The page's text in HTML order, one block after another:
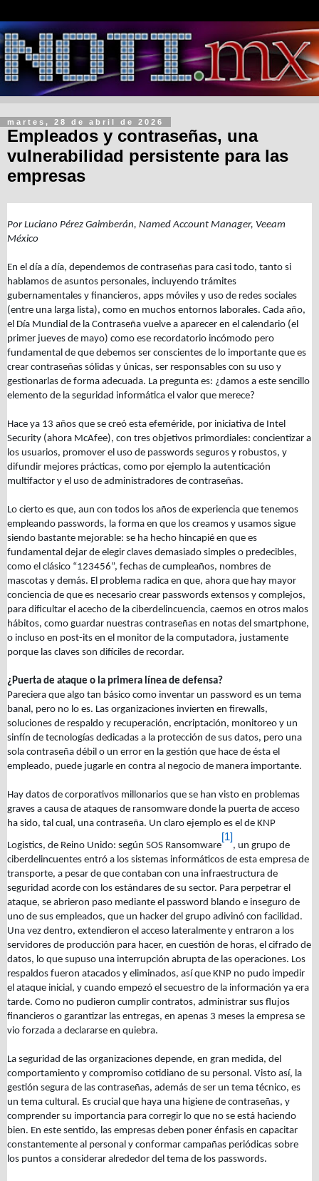
martes, 28 de abril de 2026
Empleados y contraseñas, una
vulnerabilidad persistente para las
empresas
Por Luciano Pérez Gaimberán, Named Account Manager, Veeam
México
En el día a día, dependemos de contraseñas para casi todo, tanto si
hablamos de asuntos personales, incluyendo trámites
gubernamentales y financieros, apps móviles y uso de redes sociales
(entre una larga lista), como en muchos entornos laborales. Cada año,
el Día Mundial de la Contraseña vuelve a aparecer en el calendario (el
primer jueves de mayo) como ese recordatorio incómodo pero
fundamental de que debemos ser conscientes de lo importante que es
crear contraseñas sólidas y únicas, ser responsables con su uso y
gestionarlas de forma adecuada. La pregunta es: ¿damos a este sencillo
elemento de la seguridad informática el valor que merece?
Hace ya 13 años que se creó esta efeméride, por iniciativa de Intel
Security (ahora McAfee), con tres objetivos primordiales: concientizar a
los usuarios, promover el uso de passwords seguros y robustos, y
difundir mejores prácticas, como por ejemplo la autenticación
multifactor y el uso de administradores de contraseñas.
Lo cierto es que, aun con todos los años de experiencia que tenemos
empleando passwords, la forma en que los creamos y usamos sigue
siendo bastante mejorable: se ha hecho hincapié en que es
fundamental dejar de elegir claves demasiado simples o predecibles,
como el clásico “123456”, fechas de cumpleaños, nombres de
mascotas y demás. El problema radica en que, ahora que hay mayor
conciencia de que es necesario crear passwords extensos y complejos,
para dificultar el acecho de la ciberdelincuencia, caemos en otros malos
hábitos, como guardar nuestras contraseñas en notas del smartphone,
o incluso en post-its en el monitor de la computadora, justamente
porque las claves son difíciles de recordar.
¿Puerta de ataque o la primera línea de defensa?
Pareciera que algo tan básico como inventar un password es un tema
banal, pero no lo es. Las organizaciones invierten en firewalls,
soluciones de respaldo y recuperación, encriptación, monitoreo y un
sinfín de tecnologías dedicadas a la protección de sus datos, pero una
sola contraseña débil o un error en la gestión que hace de ésta el
empleado, puede jugarle en contra al negocio de manera importante.
Hay datos de corporativos millonarios que se han visto en problemas
graves a causa de ataques de ransomware donde la puerta de acceso
ha sido, tal cual, una contraseña. Un claro ejemplo es el de KNP
Logistics, de Reino Unido: según SOS Ransomware
[1]
, un grupo de
ciberdelincuentes entró a los sistemas informáticos de esta empresa de
transporte, a pesar de que contaban con una infraestructura de
seguridad acorde con los estándares de su sector. Para perpetrar el
ataque, se abrieron paso mediante el password blando e inseguro de
uno de sus empleados, que un hacker del grupo adivinó con facilidad.
Una vez dentro, extendieron el acceso lateralmente y entraron a los
servidores de producción para hacer, en cuestión de horas, el cifrado de
datos, lo que supuso una interrupción abrupta de las operaciones. Los
respaldos fueron atacados y eliminados, así que KNP no pudo impedir
el ataque inicial, y cuando empezó el secuestro de la información ya era
tarde. Como no pudieron cumplir contratos, administrar sus flujos
financieros o garantizar las entregas, en apenas 3 meses la empresa se
vio forzada a declararse en quiebra.
La seguridad de las organizaciones depende, en gran medida, del
comportamiento y compromiso cotidiano de su personal. Visto así, la
gestión segura de las contraseñas, además de ser un tema técnico, es
un tema cultural. Es crucial que haya una higiene de contraseñas, y
comprender su importancia para corregir lo que no se está haciendo
bien. En este sentido, las empresas deben poner énfasis en capacitar
constantemente al personal y conformar campañas periódicas sobre
los puntos a considerar alrededor del tema de los passwords.